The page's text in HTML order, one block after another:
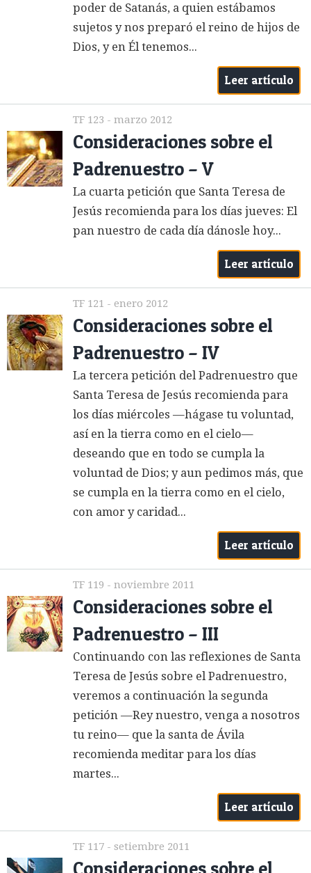
poder de Satanás, a quien estábamos
sujetos y nos preparó el reino de hijos de
Dios, y en Él tenemos...
Leer artículo
TF 123 - marzo 2012
Consideraciones sobre el
Padrenuestro – V
La cuarta petición que Santa Teresa de
Jesús recomienda para los días jueves: El
pan nuestro de cada día dánosle hoy...
Leer artículo
TF 121 - enero 2012
Consideraciones sobre el
Padrenuestro – IV
La tercera petición del Padrenuestro que
Santa Teresa de Jesús recomienda para
los días miércoles —hágase tu voluntad,
así en la tierra como en el cielo—
deseando que en todo se cumpla la
voluntad de Dios; y aun pedimos más, que
se cumpla en la tierra como en el cielo,
con amor y caridad...
Leer artículo
TF 119 - noviembre 2011
Consideraciones sobre el
Padrenuestro – III
Continuando con las reflexiones de Santa
Teresa de Jesús sobre el Padrenuestro,
veremos a continuación la segunda
petición —Rey nuestro, venga a nosotros
tu reino— que la santa de Ávila
recomienda meditar para los días
martes...
Leer artículo
TF 117 - setiembre 2011